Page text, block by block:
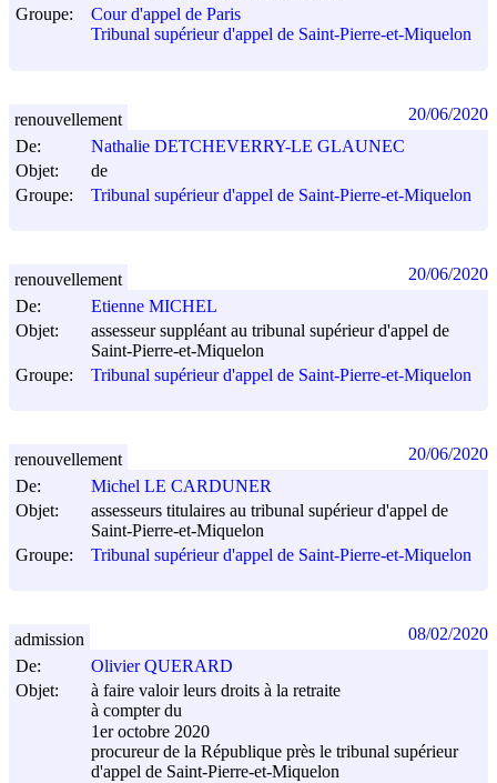
Groupe:
Cour d'appel de Paris
Tribunal supérieur d'appel de Saint-Pierre-et-Miquelon
De:
Nathalie DETCHEVERRY-LE GLAUNEC
Objet:
de
Groupe:
Tribunal supérieur d'appel de Saint-Pierre-et-Miquelon
renouvellement 20/06/2020
De:
Etienne MICHEL
Objet:
assesseur suppléant au tribunal supérieur d'appel de
Saint-Pierre-et-Miquelon
Groupe:
Tribunal supérieur d'appel de Saint-Pierre-et-Miquelon
renouvellement 20/06/2020
De:
Michel LE CARDUNER
Objet:
assesseurs titulaires au tribunal supérieur d'appel de
Saint-Pierre-et-Miquelon
Groupe:
Tribunal supérieur d'appel de Saint-Pierre-et-Miquelon
renouvellement 20/06/2020
De:
Olivier QUERARD
Objet:
à faire valoir leurs droits à la retraite
à compter du
1er octobre 2020
procureur de la République près le tribunal supérieur
d'appel de Saint-Pierre-et-Miquelon
admission 08/02/2020